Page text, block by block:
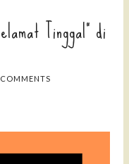
Tinggal" di